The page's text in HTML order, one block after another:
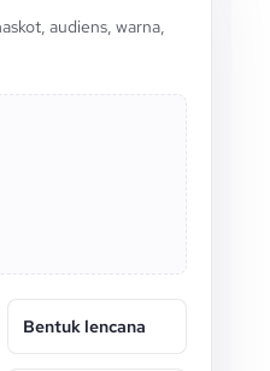
audiens, warna,
Bentuk lencana